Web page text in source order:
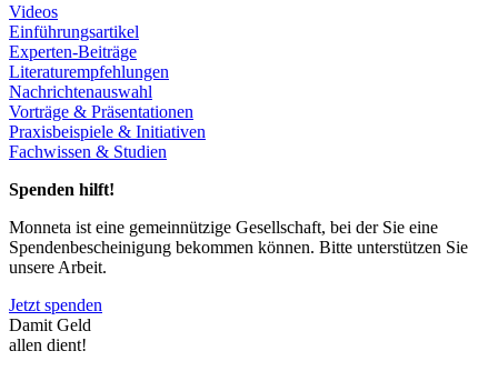
Videos
Einführungsartikel
Experten-Beiträge
Literaturempfehlungen
Nachrichtenauswahl
Vorträge & Präsentationen
Praxisbeispiele & Initiativen
Fachwissen & Studien
Spenden hilft!
Monneta ist eine gemeinnützige Gesellschaft, bei der Sie eine
Spendenbescheinigung bekommen können. Bitte unterstützen Sie
unsere Arbeit.
Jetzt spenden
Damit Geld
allen dient!